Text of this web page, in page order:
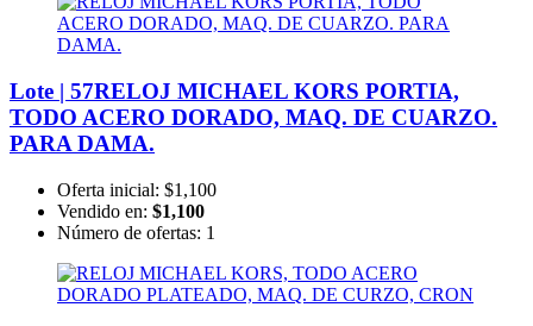
Lote | 57RELOJ MICHAEL KORS PORTIA,
TODO ACERO DORADO, MAQ. DE CUARZO.
PARA DAMA.
Oferta inicial: $1,100
Vendido en: $1,100
Número de ofertas: 1